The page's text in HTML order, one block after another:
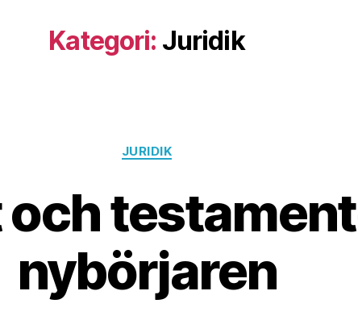
Kategori: Juridik
Kategorier
JURIDIK
nybörjaren